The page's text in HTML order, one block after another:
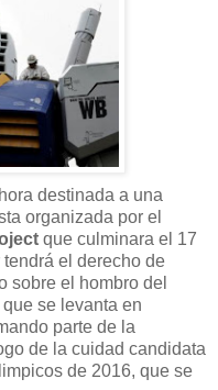
destinada a una
organizada por el
que culminara el 17
el derecho de
sobre el hombro del
se levanta en
parte de la
de la cuidad candidata
de 2016, que se